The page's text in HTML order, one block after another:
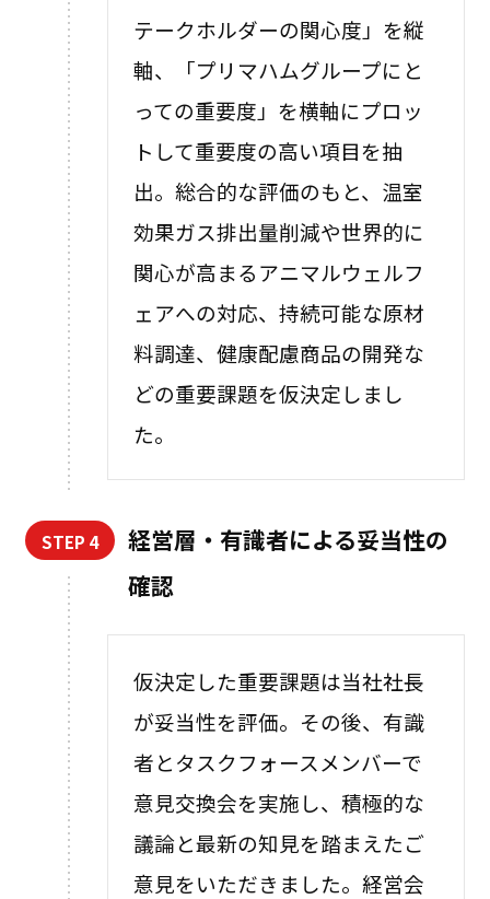
テークホルダーの関心度」を縦
軸、「プリマハムグループにと
っての重要度」を横軸にプロッ
トして重要度の高い項目を抽
出。総合的な評価のもと、温室
効果ガス排出量削減や世界的に
関心が高まるアニマルウェルフ
ェアへの対応、持続可能な原材
料調達、健康配慮商品の開発な
どの重要課題を仮決定しまし
た。
STEP 4
経営層・有識者による妥当性の
確認
仮決定した重要課題は当社社長
が妥当性を評価。その後、有識
者とタスクフォースメンバーで
意見交換会を実施し、積極的な
議論と最新の知見を踏まえたご
意見をいただきました。経営会